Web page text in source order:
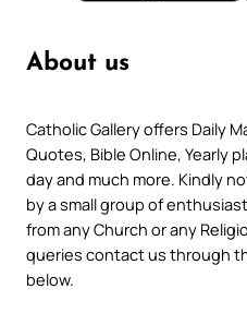
About us
Catholic Gallery offers Daily
Quotes, Bible Online, Yearly
day and much more. Kindly
by a small group of
from any Church or any
queries contact us through
below.